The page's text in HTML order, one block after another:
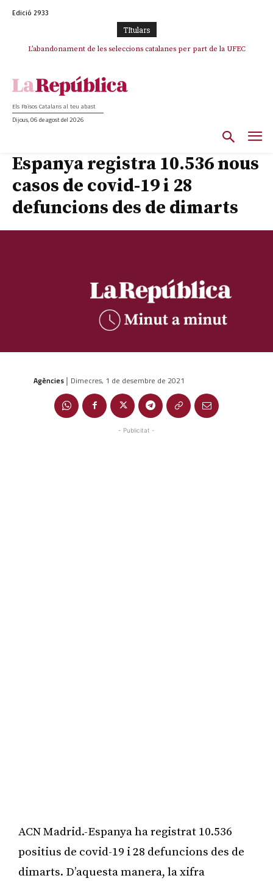
Edició 2933
TItulars
L’abandonament de les seleccions catalanes per part de la UFEC
TV3 perd el lideratge després de 23 mesos: Una deriva sense continguts i
Els Països Catalans al teu abast
Dijous, 06 de agost del 2026
Espanya registra 10.536 nous
casos de covid-19 i 28
defuncions des de dimarts
Agències | Dimecres, 1 de desembre de 2021
- Publicitat -
ACN Madrid.-Espanya ha registrat 10.536
positius de covid-19 i 28 defuncions des de
dimarts. D’aquesta manera, la xifra